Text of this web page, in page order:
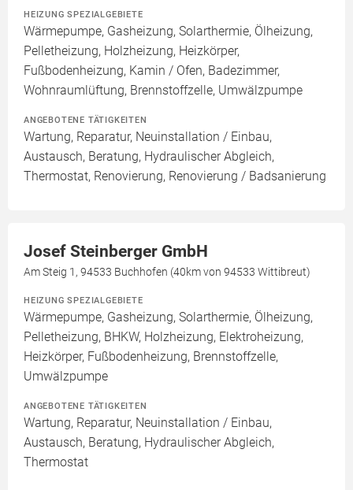
HEIZUNG SPEZIALGEBIETE
Wärmepumpe, Gasheizung, Solarthermie, Ölheizung,
Pelletheizung, Holzheizung, Heizkörper,
Fußbodenheizung, Kamin / Ofen, Badezimmer,
Wohnraumlüftung, Brennstoffzelle, Umwälzpumpe
ANGEBOTENE TÄTIGKEITEN
Wartung, Reparatur, Neuinstallation / Einbau,
Austausch, Beratung, Hydraulischer Abgleich,
Thermostat, Renovierung, Renovierung / Badsanierung
Josef Steinberger GmbH
Am Steig 1, 94533 Buchhofen (40km von 94533 Wittibreut)
HEIZUNG SPEZIALGEBIETE
Wärmepumpe, Gasheizung, Solarthermie, Ölheizung,
Pelletheizung, BHKW, Holzheizung, Elektroheizung,
Heizkörper, Fußbodenheizung, Brennstoffzelle,
Umwälzpumpe
ANGEBOTENE TÄTIGKEITEN
Wartung, Reparatur, Neuinstallation / Einbau,
Austausch, Beratung, Hydraulischer Abgleich,
Thermostat